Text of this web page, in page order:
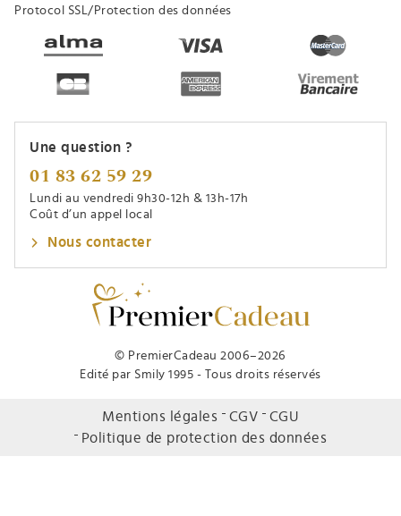
© PremierCadeau 2006–2026
Edité par Smily 1995 - Tous droits réservés
Protocol SSL/Protection des données
Une question ?
01 83 62 59 29
Lundi au vendredi 9h30-12h & 13h-17h
Coût d’un appel local
Nous contacter
Mentions légales CGV
CGU
Politique de protection des données